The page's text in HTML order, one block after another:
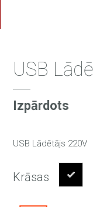
USB
Izpārdots
USB Lādētājs 220V
Krāsas